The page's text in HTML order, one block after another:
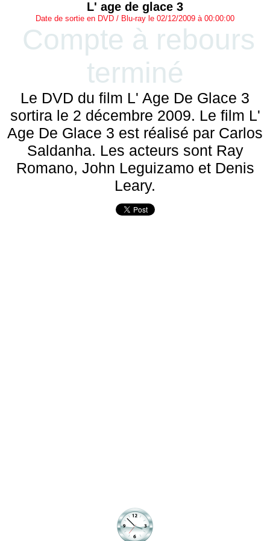
L' age de glace 3
Date de sortie en DVD / Blu-ray le 02/12/2009 à 00:00:00
Compte à rebours
terminé
Le DVD du film L' Age De Glace 3
sortira le 2 décembre 2009. Le film L'
Age De Glace 3 est réalisé par Carlos
Saldanha. Les acteurs sont Ray
Romano, John Leguizamo et Denis
Leary.